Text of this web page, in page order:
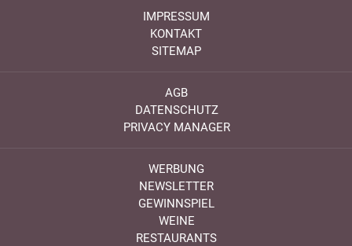
IMPRESSUM
KONTAKT
SITEMAP
AGB
DATENSCHUTZ
PRIVACY MANAGER
WERBUNG
NEWSLETTER
GEWINNSPIEL
WEINE
RESTAURANTS